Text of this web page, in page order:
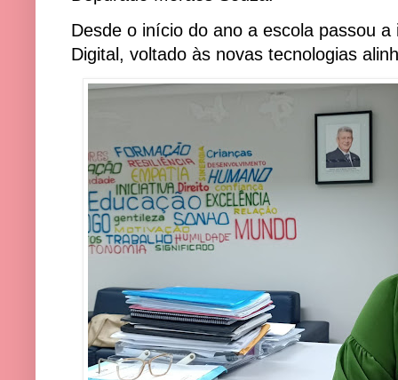
Desde o início do ano a escola passou
Digital, voltado às novas tecnologias